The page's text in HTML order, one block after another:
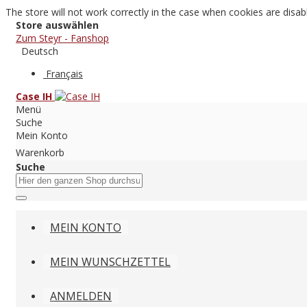
The store will not work correctly in the case when cookies are
Store auswählen
Zum Steyr - Fanshop
Deutsch
Français
Case IH
Menü
Suche
Mein Konto
Warenkorb
Suche
MEIN KONTO
MEIN WUNSCHZETTEL
ANMELDEN